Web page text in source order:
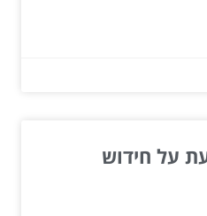
על חידוש